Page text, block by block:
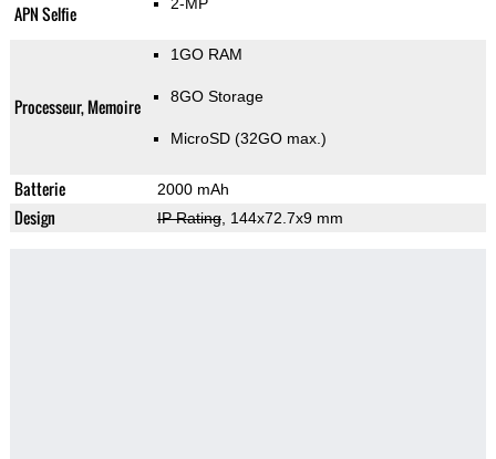
APN Selfie
Processeur, Memoire
1GO RAM
8GO Storage
MicroSD (32GO max.)
Batterie 2000 mAh
Design IP Rating, 144x72.7x9 mm